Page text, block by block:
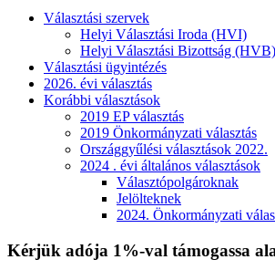
Választási szervek
Helyi Választási Iroda (HVI)
Helyi Választási Bizottság (HVB)
Választási ügyintézés
2026. évi választás
Korábbi választások
2019 EP választás
2019 Önkormányzati választás
Országgyűlési választások 2022.
2024 . évi általános választások
Választópolgároknak
Jelölteknek
2024. Önkormányzati
Kérjük adója 1%-val támogassa